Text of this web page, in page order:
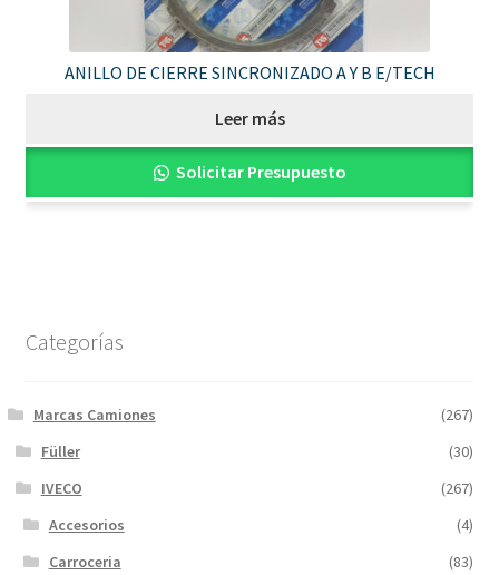
ANILLO DE CIERRE SINCRONIZADO A Y B E/TECH
Leer más
Solicitar Presupuesto
Categorías
Marcas Camiones
(267)
Füller
(30)
IVECO
(267)
Accesorios
(4)
Carroceria
(83)